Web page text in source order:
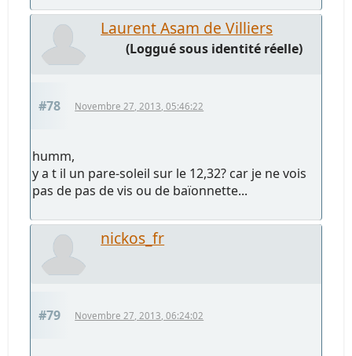
Laurent Asam de Villiers
(Loggué sous identité réelle)
#78 Novembre 27, 2013, 05:46:22
humm,
y a t il un pare-soleil sur le 12,32? car je ne vois
pas de pas de vis ou de baïonnette...
nickos_fr
#79 Novembre 27, 2013, 06:24:02